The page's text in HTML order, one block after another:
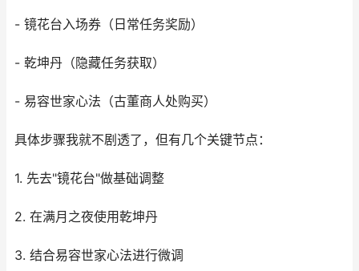
- 镜花台入场券（日常任务奖励）
- 乾坤丹（隐藏任务获取）
- 易容世家心法（古董商人处购买）
具体步骤我就不剧透了，但有几个关键节点：
1. 先去"镜花台"做基础调整
2. 在满月之夜使用乾坤丹
3. 结合易容世家心法进行微调